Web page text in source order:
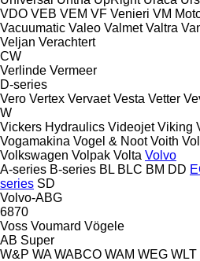
VDO VEB VEM VF Venieri VM
Vacuumatic Valeo Valmet Valtra
Veljan Verachtert
CW
Verlinde Vermeer
D-series
Vero Vertex Vervaet Vesta Vetter
W
Vickers Hydraulics Videojet Viking
Vogamakina Vogel & Noot Voith
Volkswagen Volpak Volta Volvo
A-series B-series BL BLC BM DD
series SD
Volvo-ABG
6870
Voss Voumard Vögele
AB Super
W&P WA WABCO WAM WEG WLT